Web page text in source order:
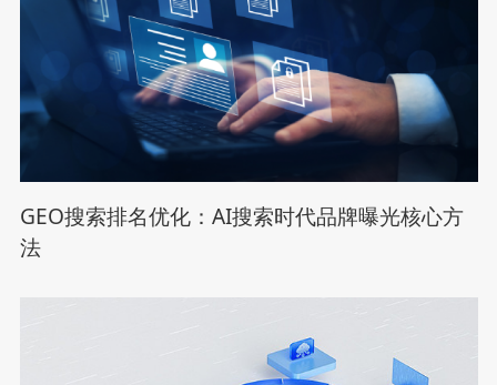
GEO搜索排名优化：AI搜索时代品牌曝光核心方
法